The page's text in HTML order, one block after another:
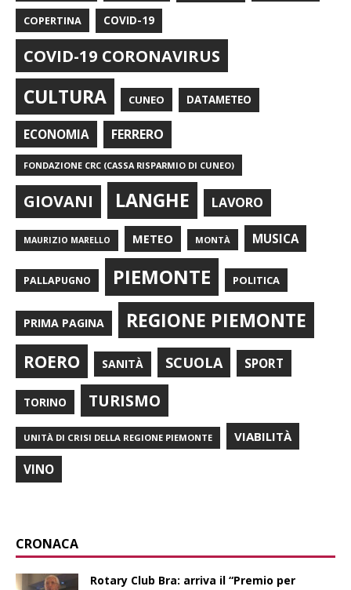
COPERTINA COVID-19
COVID-19 CORONAVIRUS
CULTURA CUNEO DATAMETEO
ECONOMIA FERRERO
FONDAZIONE CRC (CASSA RISPARMIO DI CUNEO)
GIOVANI LANGHE LAVORO
MAURIZIO MARELLO METEO MONTÀ MUSICA
PALLAPUGNO PIEMONTE POLITICA
PRIMA PAGINA REGIONE PIEMONTE
ROERO SANITÀ SCUOLA SPORT
TORINO TURISMO
UNITÀ DI CRISI DELLA REGIONE PIEMONTE VIABILITÀ
VINO
CRONACA
Rotary Club Bra: arriva il “Premio per